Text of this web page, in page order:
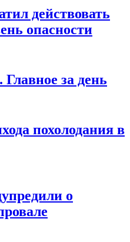
действовать
опасности
за день
похолодания в
о